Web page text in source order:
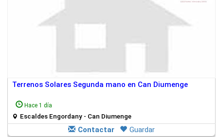
Terrenos Solares Segunda mano en Can Diumenge
Hace 1 día
Escaldes Engordany - Can Diumenge
Contactar Guardar